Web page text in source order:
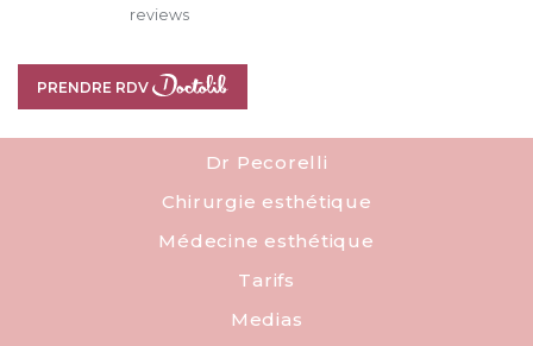
reviews
PRENDRE RDV
Dr Pecorelli
Chirurgie esthétique
Médecine esthétique
Tarifs
Medias